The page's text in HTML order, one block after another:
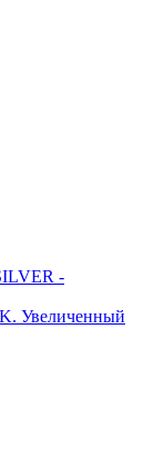
-
Увеличенный